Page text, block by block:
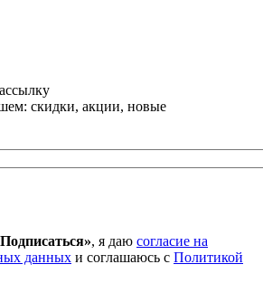
скидки, акции, новые
, я даю согласие на
данных и соглашаюсь с Политикой